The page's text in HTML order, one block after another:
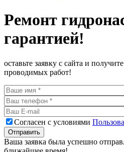
Ремонт
гарантией!
оставьте заявку с сайта и
проводимых работ!
Согласен с условиями
Ваша заявка была успешно